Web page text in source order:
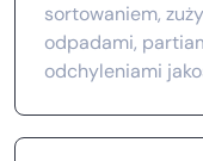
sortowaniem,
odpadami,
odchyleniami